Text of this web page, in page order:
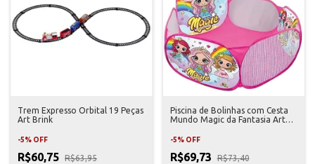
Trem Expresso Orbital 19 Peças
Art Brink
-5% OFF
R$60,75 R$63,95
Piscina de Bolinhas com Cesta
Mundo Magic da Fantasia Art
-5% OFF
R$69,73 R$73,40